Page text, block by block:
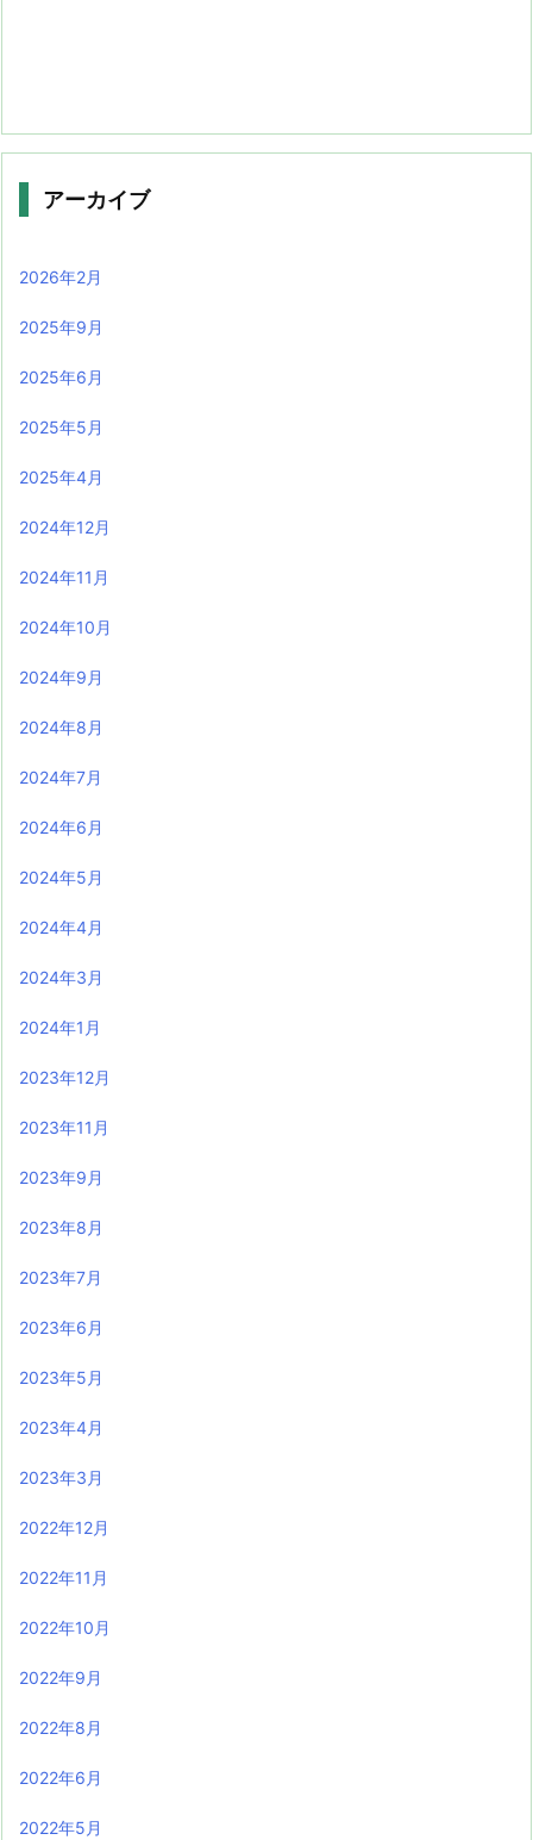
アーカイブ
2026年2月
2025年9月
2025年6月
2025年5月
2025年4月
2024年12月
2024年11月
2024年10月
2024年9月
2024年8月
2024年7月
2024年6月
2024年5月
2024年4月
2024年3月
2024年1月
2023年12月
2023年11月
2023年9月
2023年8月
2023年7月
2023年6月
2023年5月
2023年4月
2023年3月
2022年12月
2022年11月
2022年10月
2022年9月
2022年8月
2022年6月
2022年5月